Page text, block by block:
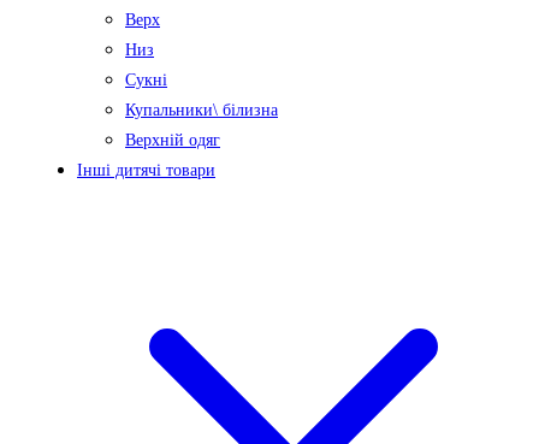
Верх
Низ
Сукні
Купальники\ білизна
Верхній одяг
Інші дитячі товари